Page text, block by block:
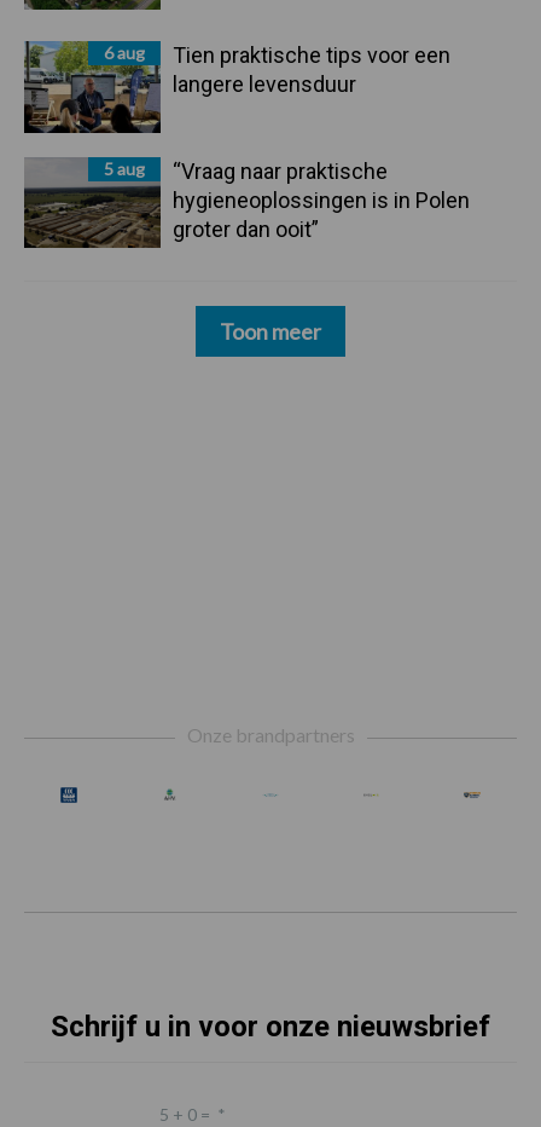
6 aug
Tien praktische tips voor een
langere levensduur
5 aug
“Vraag naar praktische
hygieneoplossingen is in Polen
groter dan ooit”
Toon meer
Onze brandpartners
Schrijf u in voor onze nieuwsbrief
5 + 0 = *